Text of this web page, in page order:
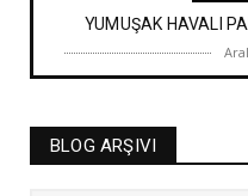
YUMUŞAK HAVALI
BLOG ARŞIVI